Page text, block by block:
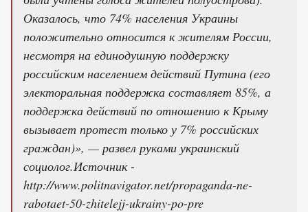
Оказалось, что 74% населения Украины
положительно относится к жителям России,
несмотря на единодушную поддержку
российским населением действий Путина (его
электоральная поддержка составляет 85%, а
поддержка действий по отношению к Крыму
вызывает протест только у 7% российских
граждан)», — развел руками украинский
социолог.Источник -
http://www.politnavigator.net/propaganda-ne-
rabotaet-50-zhitelejj-ukrainy-po-pre